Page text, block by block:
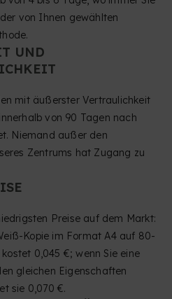
von Ihnen gewählten
UND
mit äußerster Vertraulichkeit
von 90 Tagen nach
Niemand außer den
Zentrums hat Zugang zu
Preise auf dem Markt:
Kopie im Format A4 auf 80-
0,045 €; wenn Sie eine
gleichen Eigenschaften
sie 0,070 €.